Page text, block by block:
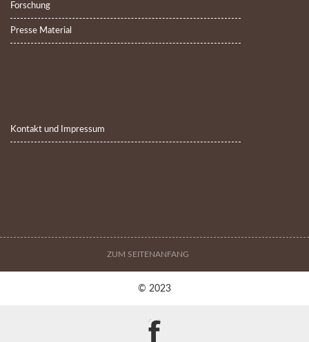
Forschung
Presse Material
Kontakt und Impressum
ZUM SEITENANFANG
© 2023